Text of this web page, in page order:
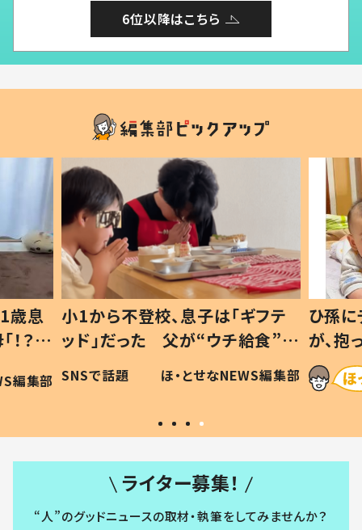
6位以降はこちら
歳息
？」
編集部
小1から不登校、息子は「ギフテ
ッド」だった 父が“ウチ給食”を
作り続ける理由とは #令和の親
#令和の子
SNSで話題 ほ・とせなNEWS編集部
ひ孫
が、
「涙が
い」
ライター募集！
“人”のグッドニュースの取材・執筆をしてみませんか？